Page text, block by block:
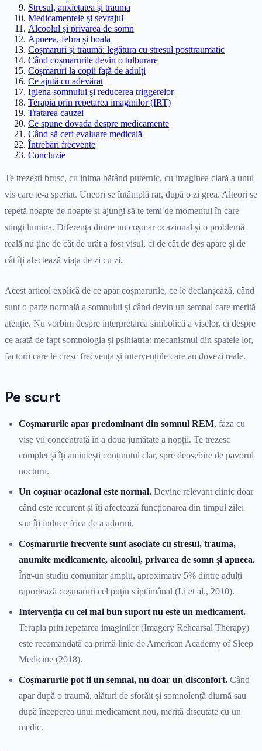
Stresul, anxietatea și trauma
Medicamentele și sevrajul
Alcoolul și privarea de somn
Apneea, febra și boala
Coșmaruri și traumă: legătura cu stresul posttraumatic
Când coșmarurile devin o tulburare
Coșmaruri la copii față de adulți
Ce ajută cu adevărat
Igiena somnului și reducerea triggerelor
Terapia prin repetarea imaginilor (IRT)
Tratarea cauzei
Ce spune dovada despre medicamente
Când să ceri evaluare medicală
Întrebări frecvente
Concluzie
Te trezești brusc, cu inima bătând puternic, cu imaginea clară a unui
vis care te-a speriat. Uneori se întâmplă rar, după o zi grea. Alteori se
repetă noapte de noapte și ajungi să te temi de momentul în care
stingi lumina. Diferența dintre un coșmar ocazional și o problemă
reală nu ține de cât de urât a fost visul, ci de cât de des apare și de
cât îți afectează viața de zi cu zi.
Acest articol explică de ce apar coșmarurile, ce le declanșează, când
sunt o parte normală a somnului și când devin un semnal care merită
atenție. Nu vorbim despre interpretarea simbolică a viselor, ci despre
ce arată de fapt somnologia și psihiatria: mecanismul din spatele lor,
factorii care le cresc frecvența și intervențiile care au dovezi reale.
Pe scurt
Coșmarurile apar predominant din somnul REM, faza cu
vise vii concentrată în a doua jumătate a nopții. Te trezesc
complet și îți amintești conținutul clar, spre deosebire de pavorul
nocturn.
Un coșmar ocazional este normal. Devine relevant clinic doar
când este recurent și îți afectează funcționarea din timpul zilei
sau îți induce frica de a adormi.
Coșmarurile frecvente sunt asociate cu stresul, trauma,
anumite medicamente, alcoolul, privarea de somn și apneea.
Într-un studiu comunitar amplu, aproximativ 5% dintre adulți
raportează coșmaruri cel puțin săptămânal (Li et al., 2010).
Intervenția cu cel mai bun suport nu este un medicament.
Terapia prin repetarea imaginilor (Imagery Rehearsal Therapy)
este recomandată ca primă linie de American Academy of Sleep
Medicine (2018).
Coșmarurile pot fi un semnal, nu doar un disconfort. Când
apar după o traumă, alături de sforăit și somnolență diurnă sau
după începerea unui medicament nou, merită discutate cu un
medic.